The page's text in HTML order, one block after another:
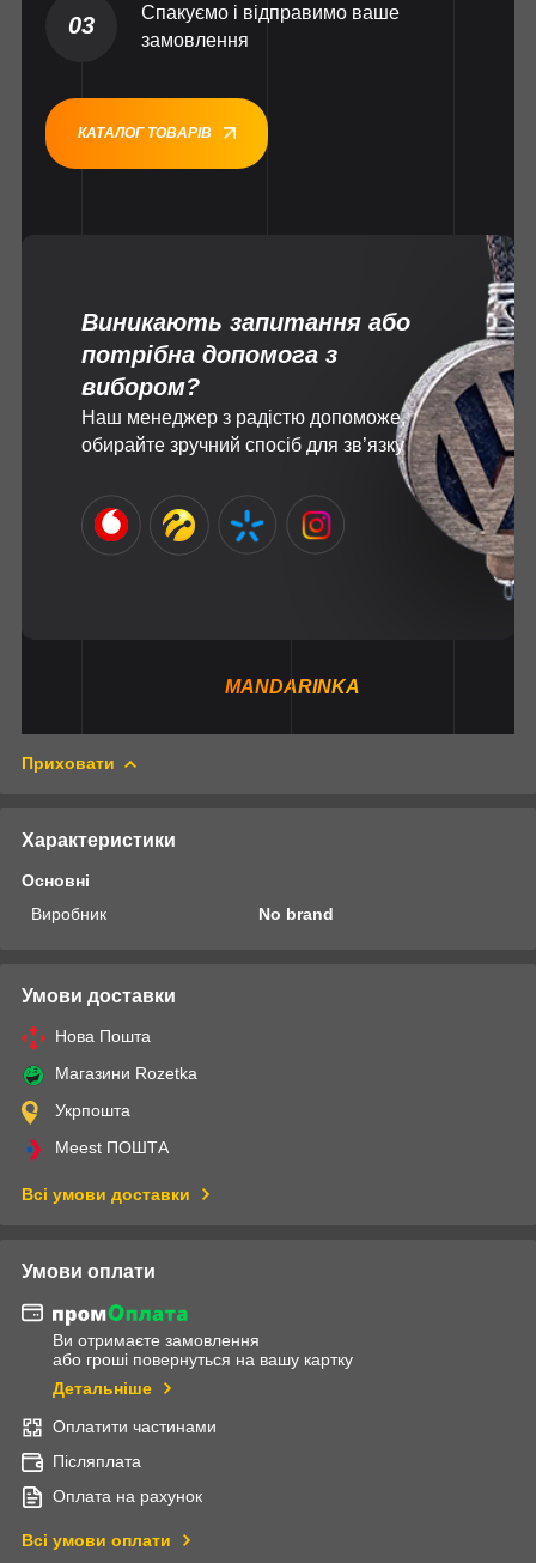
03
Спакуємо і відправимо ваше
замовлення
КАТАЛОГ ТОВАРІВ
Виникають запитання або
потрібна допомога з
вибором?
Наш менеджер з радістю допоможе,
обирайте зручний спосіб для зв’язку
MANDARINKA
Приховати
Характеристики
Основні
Виробник
No brand
Умови доставки
Нова Пошта
Магазини Rozetka
Укрпошта
Meest ПОШТА
Всі умови доставки
Умови оплати
Ви отримаєте замовлення
або гроші повернуться на вашу картку
Детальніше
Оплатити частинами
Післяплата
Оплата на рахунок
Всі умови оплати